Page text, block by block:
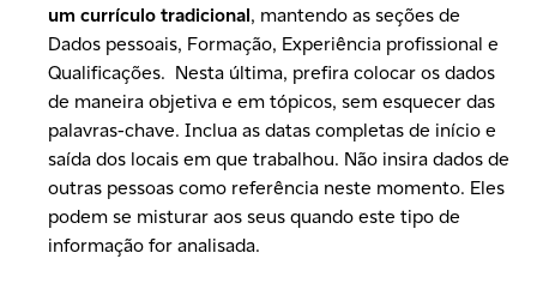
um currículo tradicional, mantendo as seções de
Dados pessoais, Formação, Experiência profissional e
Qualificações. Nesta última, prefira colocar os dados
de maneira objetiva e em tópicos, sem esquecer das
palavras-chave. Inclua as datas completas de início e
saída dos locais em que trabalhou. Não insira dados de
outras pessoas como referência neste momento. Eles
podem se misturar aos seus quando este tipo de
informação for analisada.